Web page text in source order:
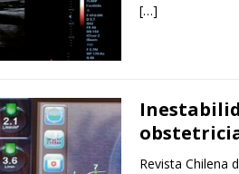
[…]
Revista Chilena